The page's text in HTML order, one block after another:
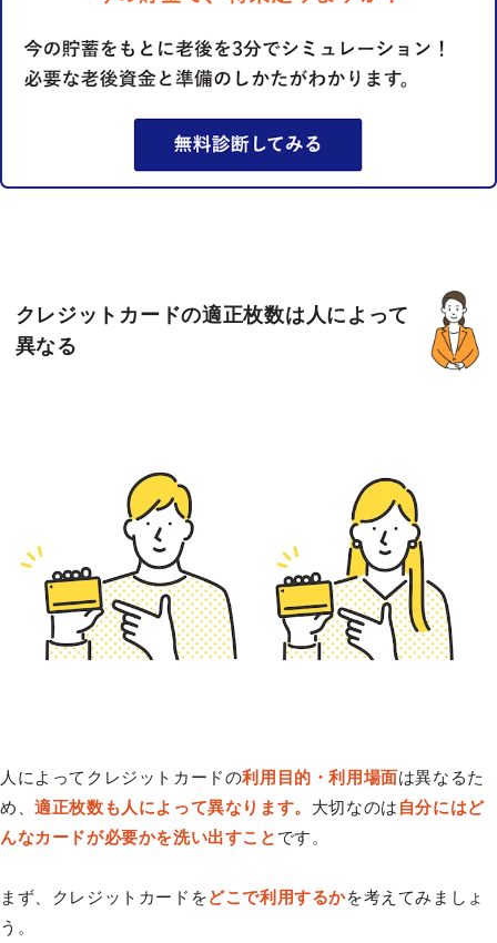
クレジットカードの適正枚数は人によって
異なる
人によってクレジットカードの利用目的・利用場面は異なるた
め、適正枚数も人によって異なります。 大切なのは 自分にはど
んなカードが必要かを洗い出すこと です。
まず、クレジットカードをどこで利用するかを考えてみましょ
う。